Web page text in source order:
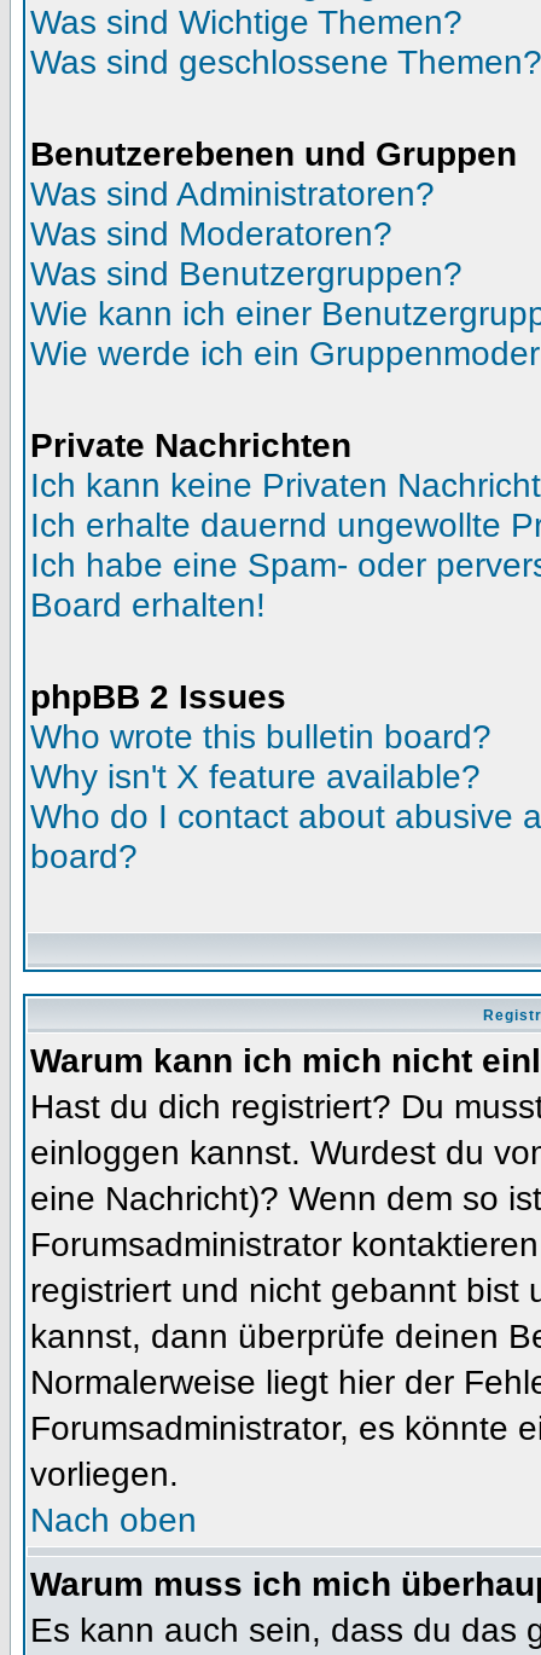
Was sind Wichtige Themen?
Was sind geschlossene Themen?
Benutzerebenen und Gruppen
Was sind Administratoren?
Was sind Moderatoren?
Was sind Benutzergruppen?
Wie kann ich einer
Wie werde ich ein
Private Nachrichten
Ich kann keine Privaten
Ich erhalte dauernd ungewollte
Ich habe eine Spam- oder
Board erhalten!
phpBB 2 Issues
Who wrote this bulletin board?
Why isn't X feature available?
Who do I contact about abusive
board?
Warum kann ich mich nicht
Hast du dich registriert? Du
einloggen kannst. Wurdest du
eine Nachricht)? Wenn dem so
Forumsadministrator
registriert und nicht gebannt bist
kannst, dann überprüfe deinen
Normalerweise liegt hier der
Forumsadministrator, es könnte
vorliegen.
Nach oben
Warum muss ich mich
Es kann auch sein, dass du das